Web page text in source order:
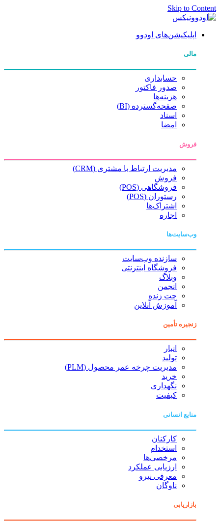
Skip to Content
اپلیکیشن‌های اودوو
مالی
حسابداری
صدور فاکتور
هزینه‌ها
صفحه‌گسترده (BI)
اسناد
امضا
فروش
مدیریت ارتباط با مشتری (CRM)
فروش
فروشگاهی (POS)
رستوران (POS)
اشتراک‌ها
اجاره
وب‌سایت‌ها
سازنده وب‌سایت
فروشگاه اینترنتی
وبلاگ
انجمن
چت زنده
آموزش آنلاین
زنجیره تأمین
انبار
تولید
مدیریت چرخه عمر محصول (PLM)
خرید
نگهداری
کیفیت
منابع انسانی
کارکنان
استخدام
مرخصی‌ها
ارزیابی عملکرد
معرفی نیرو
ناوگان
بازاریابی